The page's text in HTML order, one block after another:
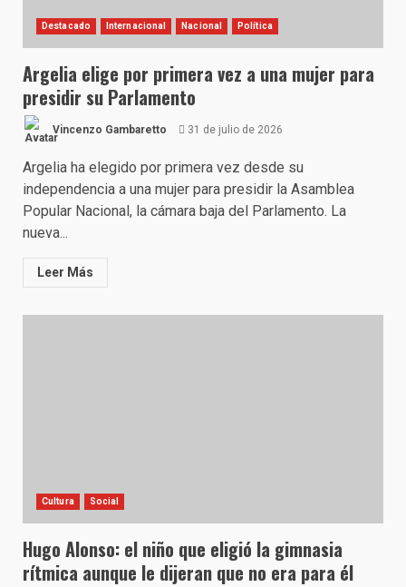
Destacado Internacional Nacional Política
Argelia elige por primera vez a una mujer para
presidir su Parlamento
Vincenzo Gambaretto 31 de julio de 2026
Argelia ha elegido por primera vez desde su
independencia a una mujer para presidir la Asamblea
Popular Nacional, la cámara baja del Parlamento. La
nueva...
Leer Más
Cultura Social
Hugo Alonso: el niño que eligió la gimnasia
rítmica aunque le dijeran que no era para él